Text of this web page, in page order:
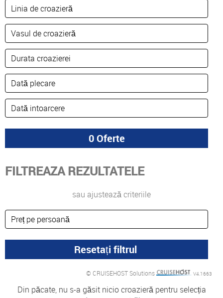
FILTREAZA REZULTATELE
sau ajustează criteriile
© CRUISEHOST Solutions V4.1663
Din păcate, nu s-a găsit nicio croazieră pentru selecția